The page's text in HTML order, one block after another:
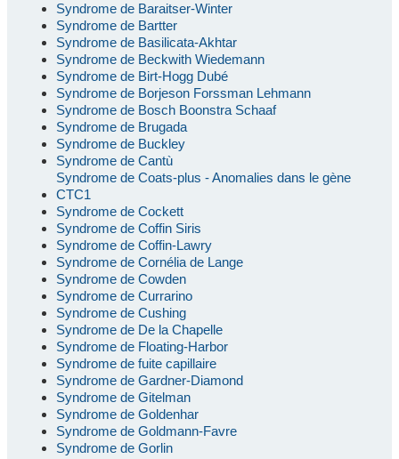
Syndrome de Baraitser-Winter
Syndrome de Bartter
Syndrome de Basilicata-Akhtar
Syndrome de Beckwith Wiedemann
Syndrome de Birt-Hogg Dubé
Syndrome de Borjeson Forssman Lehmann
Syndrome de Bosch Boonstra Schaaf
Syndrome de Brugada
Syndrome de Buckley
Syndrome de Cantù
Syndrome de Coats-plus - Anomalies dans le gène
CTC1
Syndrome de Cockett
Syndrome de Coffin Siris
Syndrome de Coffin-Lawry
Syndrome de Cornélia de Lange
Syndrome de Cowden
Syndrome de Currarino
Syndrome de Cushing
Syndrome de De la Chapelle
Syndrome de Floating-Harbor
Syndrome de fuite capillaire
Syndrome de Gardner-Diamond
Syndrome de Gitelman
Syndrome de Goldenhar
Syndrome de Goldmann-Favre
Syndrome de Gorlin